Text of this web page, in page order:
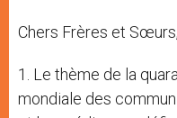
Chers Frères et Sœurs,
1. Le thème de la
mondiale des